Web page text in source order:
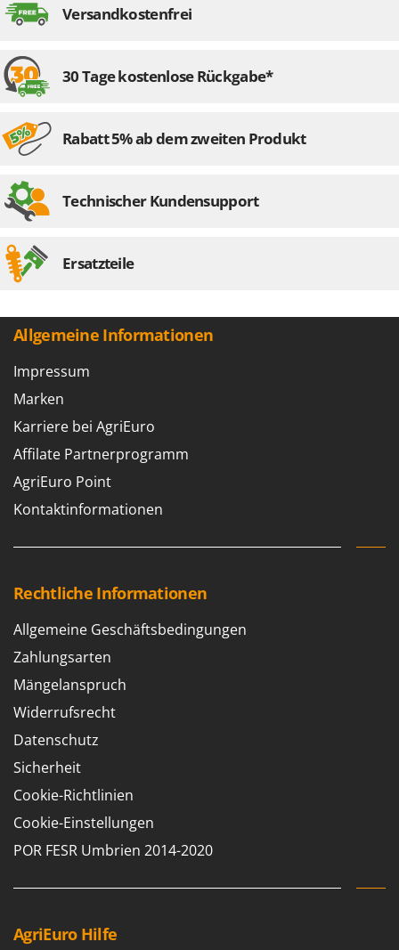
WIDU
Wortex
Y
Z
Zanon
ZGrills
Zomax
Montagezeit
Versandkostenfrei
30 Tage kostenlose Rückgabe*
Rabatt 5% ab dem zweiten Produkt
Technischer Kundensupport
Ersatzteile
Allgemeine Informationen
Impressum
Marken
Karriere bei AgriEuro
Affilate Partnerprogramm
AgriEuro Point
Kontaktinformationen
Rechtliche Informationen
Allgemeine Geschäftsbedingungen
Zahlungsarten
Mängelanspruch
Widerrufsrecht
Datenschutz
Sicherheit
Cookie-Richtlinien
Cookie-Einstellungen
POR FESR Umbrien 2014-2020
AgriEuro Hilfe